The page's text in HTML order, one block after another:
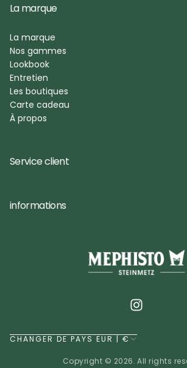
La marque
La marque
Nos gammes
Lookbook
Entretien
Les boutiques
Carte cadeau
À propos
Service client
informations
CHANGER DE PAYS EUR | €
Copyright © 2026. All rights